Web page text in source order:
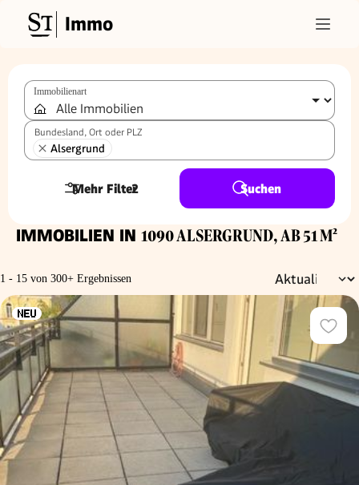
Immo
Immobilienart
Bundesland, Ort oder PLZ
Alsergrund
Mehr Filter
2 Suchen
IMMOBILIEN IN 1090 ALSERGRUND, AB 51 M²
1 - 15 von 300+ Ergebnissen